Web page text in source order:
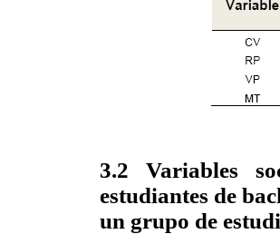
3.2 Variables
estudiantes de
un grupo de